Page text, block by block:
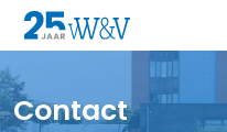
Contact